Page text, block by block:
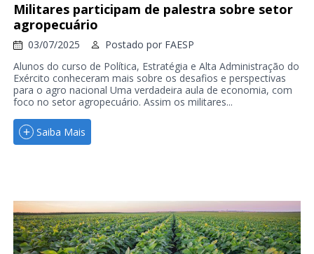
Militares participam de palestra sobre setor
agropecuário
03/07/2025 Postado por FAESP
Alunos do curso de Política, Estratégia e Alta Administração do
Exército conheceram mais sobre os desafios e perspectivas
para o agro nacional Uma verdadeira aula de economia, com
foco no setor agropecuário. Assim os militares...
Saiba Mais